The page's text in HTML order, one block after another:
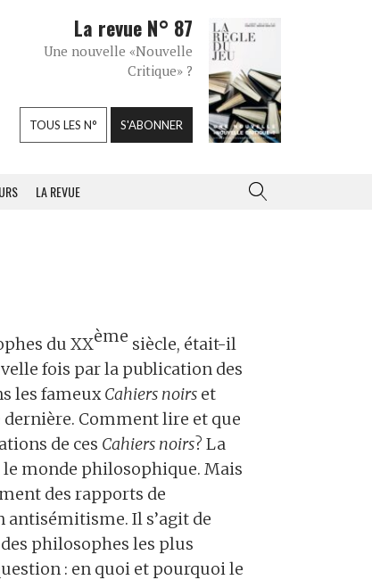
La revue N° 87
Une nouvelle «Nouvelle
Critique» ?
TOUS LES N° S'ABONNER
LA REVUE
du XXème siècle, était-il
fois par la publication des
les fameuxCahiers noirs et
Comment lire et que
de ces Cahiers noirs? La
le monde philosophique. Mais
des rapports de
antisémitisme. Il s’agit de
philosophes les plus
: en quoi et pourquoi le